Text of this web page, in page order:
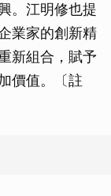
。江明修也提
業家的創新精
新組合，賦予
價值。〔註